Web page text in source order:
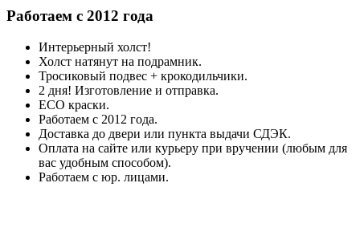
Работаем с 2012 года
Интерьерный холст!
Холст натянут на подрамник.
Тросиковый подвес + крокодильчики.
2 дня! Изготовление и отправка.
ECO краски.
Работаем с 2012 года.
Доставка до двери или пункта выдачи СДЭК.
Оплата на сайте или курьеру при вручении (любым для
вас удобным способом).
Работаем с юр. лицами.